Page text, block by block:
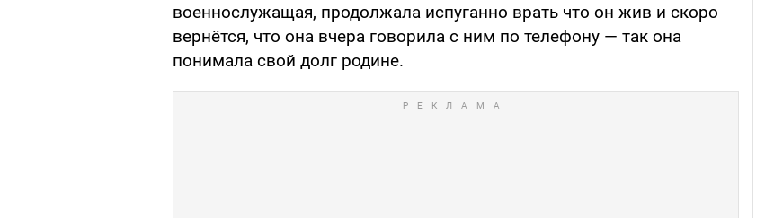
военнослужащая, продолжала испуганно врать что он жив и скоро
вернётся, что она вчера говорила с ним по телефону — так она
понимала свой долг родине.